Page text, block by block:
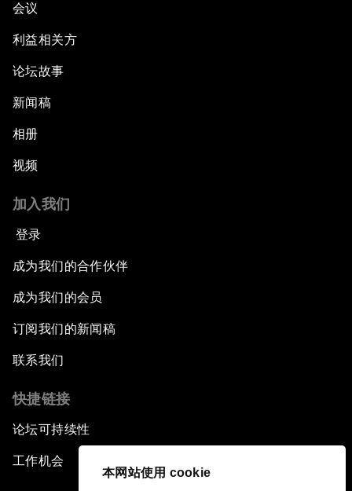
本网站使用 cookie
会议
利益相关方
论坛故事
新闻稿
相册
视频
加入我们
登录
成为我们的合作伙伴
成为我们的会员
订阅我们的新闻稿
联系我们
快捷链接
论坛可持续性
工作机会